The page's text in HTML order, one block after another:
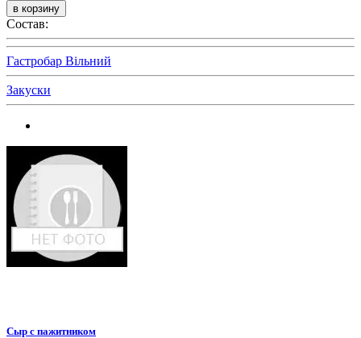
Состав:
Гастробар Вільний
Закуски
Сыр с пажитником